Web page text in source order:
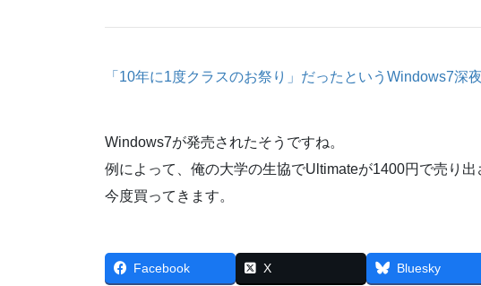
「10年に1度クラスのお祭り」だったというWindows7深
Windows7が発売されたそうですね。
例によって、俺の大学の生協でUltimateが1400円で売り出
今度買ってきます。
Facebook X Bluesky